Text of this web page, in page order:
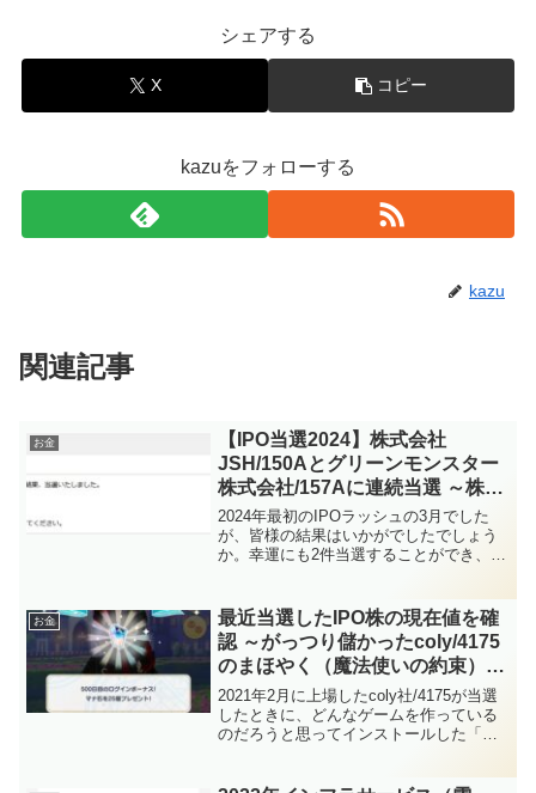
シェアする
X コピー
kazuをフォローする
kazu
関連記事
お金
【IPO当選2024】株式会社
JSH/150Aとグリーンモンスター
株式会社/157Aに連続当選 ～株式
会社ソラコム/147Aでセカンダリ
も挑戦～
2024年最初のIPOラッシュの3月でした
が、皆様の結果はいかがでしたでしょう
か。幸運にも2件当選することができ、セ
IPOチャレンジポイント0で100株当選)...
お金
最近当選したIPO株の現在値を確
認 ～がっつり儲かったcoly/4175
のまほやく（魔法使いの約束）は
500日目ログイン達成したのでや
めます～
2021年2月に上場したcoly社/4175が当選
したときに、どんなゲームを作っている
のだろうと思ってインストールした「ま